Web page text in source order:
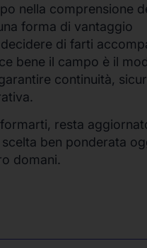
nella comprensione
forma di vantaggio
di farti
bene il campo è il
continuità,
resta
ben ponderata
domani.